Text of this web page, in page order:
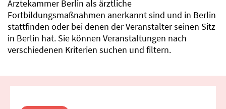
Ärztekammer Berlin als ärztliche
Fortbildungsmaßnahmen anerkannt sind und in Berlin
stattfinden oder bei denen der Veranstalter seinen Sitz
in Berlin hat. Sie können Veranstaltungen nach
verschiedenen Kriterien suchen und filtern.
Fortbildungssuche